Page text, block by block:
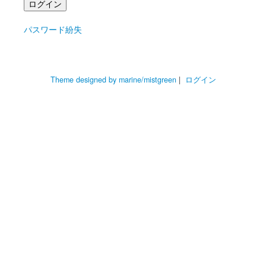
パスワード紛失
Theme designed by marine/mistgreen| ログイン